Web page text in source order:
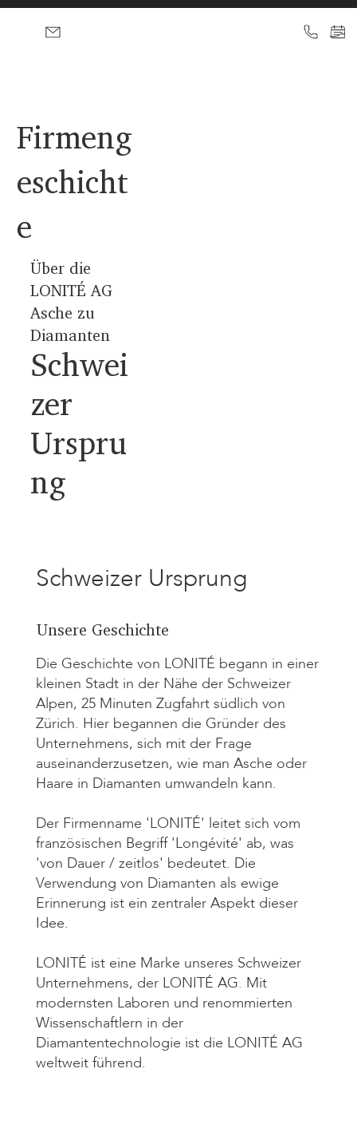
Firmeng
eschicht
e
Über die
LONITÉ AG
Asche zu
Diamanten
Schwei
zer
Urspru
ng
Unsere Geschichte
​Die Geschichte von LONITÉ begann in einer
kleinen Stadt in der Nähe der Schweizer
Alpen, 25 Minuten Zugfahrt südlich von
Zürich. Hier begannen die Gründer des
Unternehmens, sich mit der Frage
auseinanderzusetzen, wie man Asche oder
Haare in Diamanten umwandeln kann.
Der Firmenname 'LONITÉ' leitet sich vom
französischen Begriff 'Longévité' ab, was
'von Dauer / zeitlos' bedeutet. Die
Verwendung von Diamanten als ewige
Erinnerung ist ein zentraler Aspekt dieser
Idee.
LONITÉ ist eine Marke unseres Schweizer
Unternehmens, der LONITÉ AG. Mit
modernsten Laboren und renommierten
Wissenschaftlern in der
Diamantentechnologie ist die LONITÉ AG
weltweit führend.
Schweizer Ursprung